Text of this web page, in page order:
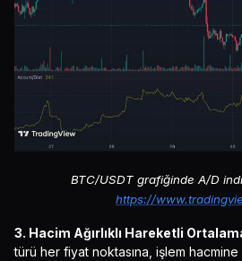
BTC/USDT grafiğinde A/D
https://
3. Hacim Ağırlıklı Hareketli
türü her fiyat noktasına, işlem hacmine